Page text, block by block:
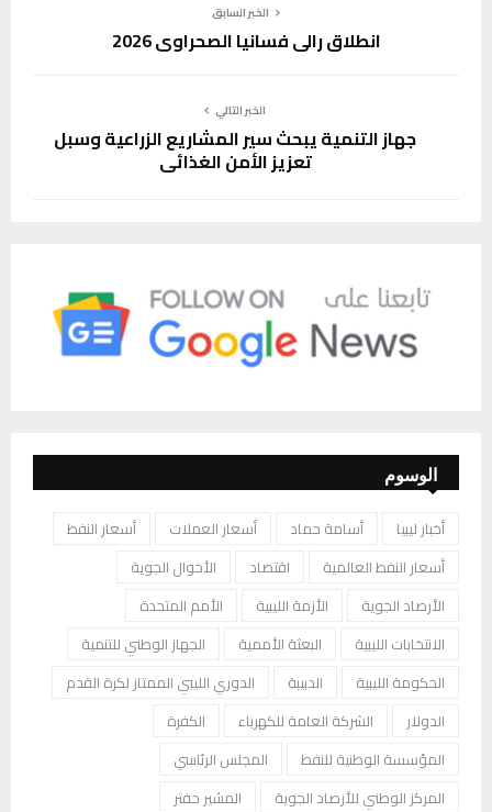
الخبر السابق
انطلاق رالي فسانيا الصحراوي 2026
الخبر التالي
جهاز التنمية يبحث سير المشاريع الزراعية وسبل
تعزيز الأمن الغذائي
الوسوم
أخبار ليبيا أسامة حماد أسعار العملات
أسعار النفط
أسعار النفط العالمية
اقتصاد
الأحوال الجوية
الأرصاد الجوية
الأزمة الليبية
الأمم المتحدة
الانتخابات الليبية
البعثة الأممية
الجهاز الوطني للتنمية
الحكومة الليبية
الدبيبة
الدوري الليبي الممتاز لكرة القدم
الدولار
الشركة العامة للكهرباء
الكفرة
المؤسسة الوطنية للنفط
المجلس الرئاسي
المركز الوطني للأرصاد الجوية
المشير حفتر